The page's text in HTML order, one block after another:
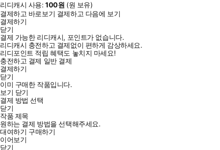
리디캐시 사용:100원 (원 보유)
결제하고 바로보기 결제하고 다음에 보기
결제하기
닫기
결제 가능한 리디캐시, 포인트가 없습니다.
리디캐시 충전하고 결제없이 편하게 감상하세요.
리디포인트 적립 혜택도 놓치지 마세요!
충전하고 결제 일반 결제
결제하기
닫기
이미 구매한 작품입니다.
보기 닫기
결제 방법 선택
닫기
작품 제목
원하는 결제 방법을 선택해주세요.
대여하기 구매하기
이어보기
닫기